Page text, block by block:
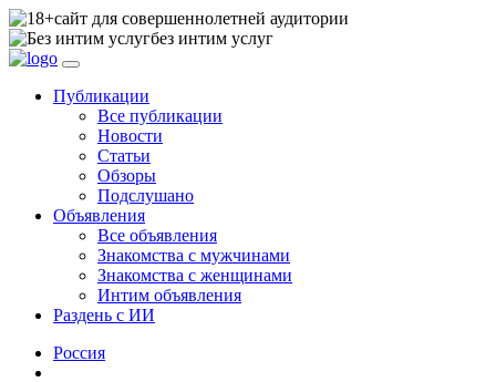
сайт для совершеннолетней аудитории
без интим услуг
Публикации
Все публикации
Новости
Статьи
Обзоры
Подслушано
Объявления
Все объявления
Знакомства с мужчинами
Знакомства с женщинами
Интим объявления
Раздень с ИИ
Россия